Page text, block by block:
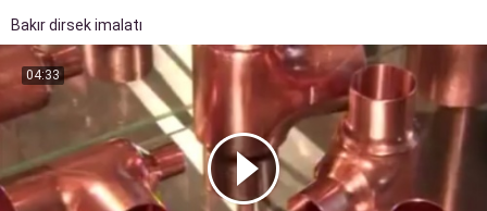
Bakır dirsek imalatı
04:33